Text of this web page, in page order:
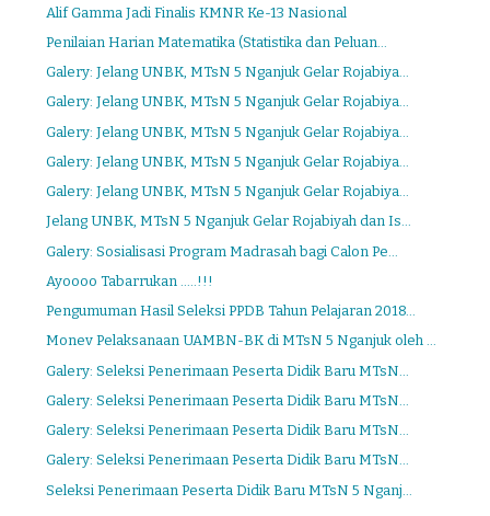
Alif Gamma Jadi Finalis KMNR Ke-13 Nasional
Penilaian Harian Matematika (Statistika dan Peluan...
Galery: Jelang UNBK, MTsN 5 Nganjuk Gelar Rojabiya...
Galery: Jelang UNBK, MTsN 5 Nganjuk Gelar Rojabiya...
Galery: Jelang UNBK, MTsN 5 Nganjuk Gelar Rojabiya...
Galery: Jelang UNBK, MTsN 5 Nganjuk Gelar Rojabiya...
Galery: Jelang UNBK, MTsN 5 Nganjuk Gelar Rojabiya...
Jelang UNBK, MTsN 5 Nganjuk Gelar Rojabiyah dan Is...
Galery: Sosialisasi Program Madrasah bagi Calon Pe...
Ayoooo Tabarrukan .....!!!
Pengumuman Hasil Seleksi PPDB Tahun Pelajaran 2018...
Monev Pelaksanaan UAMBN-BK di MTsN 5 Nganjuk oleh ...
Galery: Seleksi Penerimaan Peserta Didik Baru MTsN...
Galery: Seleksi Penerimaan Peserta Didik Baru MTsN...
Galery: Seleksi Penerimaan Peserta Didik Baru MTsN...
Galery: Seleksi Penerimaan Peserta Didik Baru MTsN...
Seleksi Penerimaan Peserta Didik Baru MTsN 5 Nganj...